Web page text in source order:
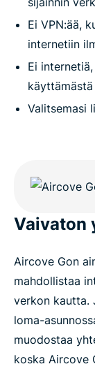
Ei VPN:ää,
internetiin
Ei
Valitsemasi
Vaivaton
Aircove Gon
mahdollistaa
verkon kautta.
loma-
muodostaa
koska Aircove